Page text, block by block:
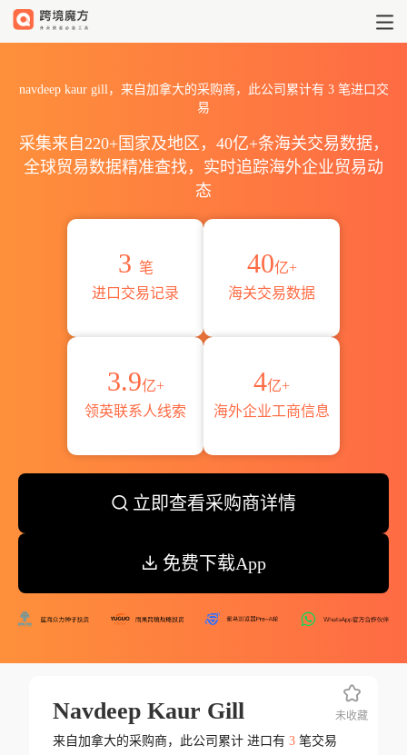
navdeep kaur gill，来自加拿大的采购商，此公司累计有 3笔进口交
易
采集来自220+国家及地区，40亿+条海关交易数据，
全球贸易数据精准查找，实时追踪海外企业贸易动
态
3 笔
进口交易记录
40亿+
海关交易数据
3.9亿+
领英联系人线索
4亿+
海外企业工商信息
立即查看采购商详情
免费下载App
Navdeep Kaur Gill
来自加拿大的采购商，此公司累计 进口有 3笔交易
未收藏